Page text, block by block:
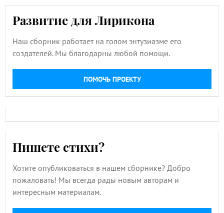
Развитие для Лирикона
Наш сборник работает на голом энтузиазме его
создателей. Мы благодарны любой помощи.
ПОМОЧЬ ПРОЕКТУ
Пишете стихи?
Хотите опубликоваться в нашем сборнике? Добро
пожаловать! Мы всегда рады новым авторам и
интересным материалам.